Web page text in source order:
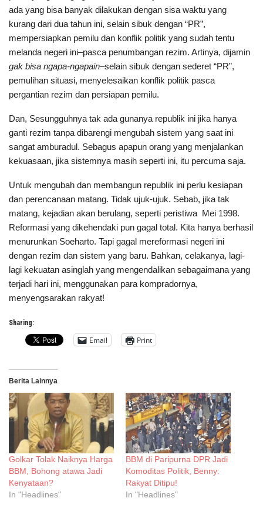
ada yang bisa banyak dilakukan dengan sisa waktu yang
kurang dari dua tahun ini, selain sibuk dengan “PR”,
mempersiapkan pemilu dan konflik politik yang sudah tentu
melanda negeri ini–pasca penumbangan rezim. Artinya, dijamin
gak bisa ngapa-ngapain–selain sibuk dengan sederet “PR”,
pemulihan situasi, menyelesaikan konflik politik pasca
pergantian rezim dan persiapan pemilu.
Dan, Sesungguhnya tak ada gunanya republik ini jika hanya
ganti rezim tanpa dibarengi mengubah sistem yang saat ini
sangat amburadul. Sebagus apapun orang yang menjalankan
kekuasaan, jika sistemnya masih seperti ini, itu percuma saja.
Untuk mengubah dan membangun republik ini perlu kesiapan
dan perencanaan matang. Tidak ujuk-ujuk. Sebab, jika tak
matang, kejadian akan berulang, seperti peristiwa Mei 1998.
Reformasi yang dikehendaki pun gagal total. Kita hanya berhasil
menurunkan Soeharto. Tapi gagal mereformasi negeri ini
dengan rezim dan sistem yang baru. Bahkan, celakanya, lagi-
lagi kekuatan asinglah yang mengendalikan sebagaimana yang
terjadi hari ini, menggunakan para kompradornya,
menyengsarakan rakyat!
Sharing:
Email Print
Berita Lainnya
Golkar Tolak Naiknya Harga
BBM, Bohong atawa Jadi
Kenyataan?
In "Headlines"
BBM di Paripurna DPR Jadi
Komoditas Politik, Benny:
Rakyat Ditipu!
In "Headlines"